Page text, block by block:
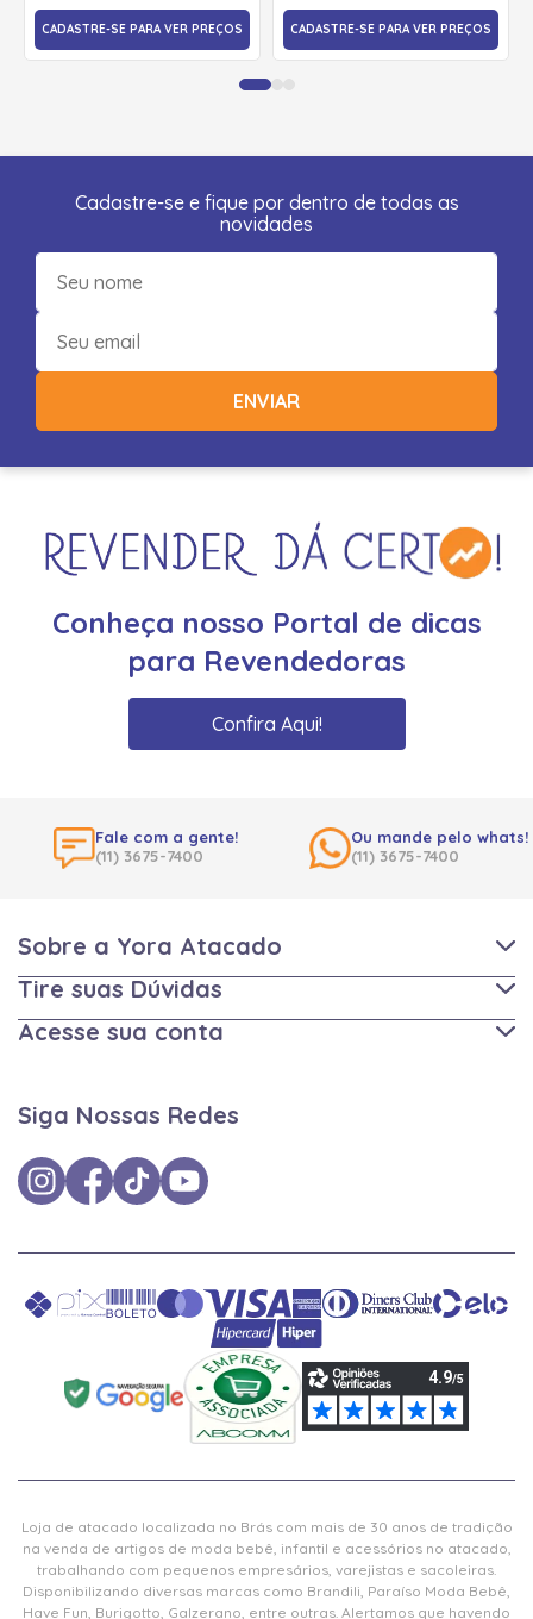
CADASTRE-SE PARA VER PREÇOS CADASTRE-SE PARA VER PREÇOS
Cadastre-se e fique por dentro de todas as
novidades
ENVIAR
Conheça nosso Portal de dicas
para Revendedoras
Confira Aqui!
Fale com a gente!
(11) 3675-7400
Ou mande pelo whats!
(11) 3675-7400
Sobre a Yora Atacado
Tire suas Dúvidas
Acesse sua conta
Siga Nossas Redes
Loja de atacado localizada no Brás com mais de 30 anos de tradição
na venda de artigos de moda bebê, infantil e acessórios no atacado,
trabalhando com pequenos empresários, varejistas e sacoleiras.
Disponibilizando diversas marcas como Brandili, Paraíso Moda Bebê,
Have Fun, Burigotto, Galzerano, entre outras. Alertamos que havendo